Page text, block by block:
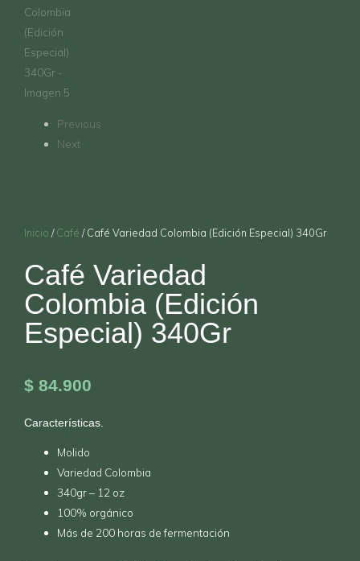
Previous
Next
Inicio /Café / Café Variedad Colombia (Edición Especial) 340Gr
Café Variedad
Colombia (Edición
Especial) 340Gr
$ 84.900
Características.
Molido
Variedad Colombia
340gr – 12 oz
100% orgánico
Más de 200 horas de fermentación